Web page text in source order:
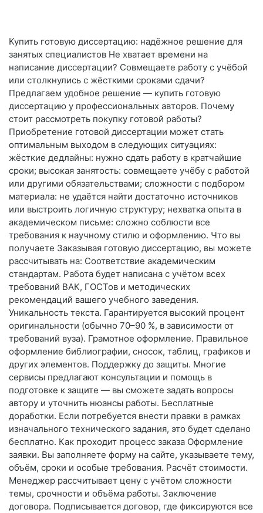
Купить готовую диссертацию: надёжное решение для
занятых специалистов Не хватает времени на
написание диссертации? Совмещаете работу с учёбой
или столкнулись с жёсткими сроками сдачи?
Предлагаем удобное решение — купить готовую
диссертацию у профессиональных авторов. Почему
стоит рассмотреть покупку готовой работы?
Приобретение готовой диссертации может стать
оптимальным выходом в следующих ситуациях:
жёсткие дедлайны: нужно сдать работу в кратчайшие
сроки; высокая занятость: совмещаете учёбу с работой
или другими обязательствами; сложности с подбором
материала: не удаётся найти достаточно источников
или выстроить логичную структуру; нехватка опыта в
академическом письме: сложно соблюсти все
требования к научному стилю и оформлению. Что вы
получаете Заказывая готовую диссертацию, вы можете
рассчитывать на: Соответствие академическим
стандартам. Работа будет написана с учётом всех
требований ВАК, ГОСТов и методических
рекомендаций вашего учебного заведения.
Уникальность текста. Гарантируется высокий процент
оригинальности (обычно 70–90 %, в зависимости от
требований вуза). Грамотное оформление. Правильное
оформление библиографии, сносок, таблиц, графиков и
других элементов. Поддержку до защиты. Многие
сервисы предлагают консультации и помощь в
подготовке к защите — вы сможете задать вопросы
автору и уточнить нюансы работы. Бесплатные
доработки. Если потребуется внести правки в рамках
изначального технического задания, это будет сделано
бесплатно. Как проходит процесс заказа Оформление
заявки. Вы заполняете форму на сайте, указываете тему,
объём, сроки и особые требования. Расчёт стоимости.
Менеджер рассчитывает цену с учётом сложности
темы, срочности и объёма работы. Заключение
договора. Подписывается договор, где фиксируются все